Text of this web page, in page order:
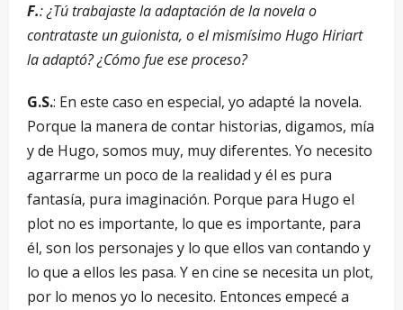
F.: ¿Tú trabajaste la adaptación de la novela o
contrataste un guionista, o el mismísimo Hugo Hiriart
la adaptó? ¿Cómo fue ese proceso?
G.S.: En este caso en especial, yo adapté la novela.
Porque la manera de contar historias, digamos, mía
y de Hugo, somos muy, muy diferentes. Yo necesito
agarrarme un poco de la realidad y él es pura
fantasía, pura imaginación. Porque para Hugo el
plot no es importante, lo que es importante, para
él, son los personajes y lo que ellos van contando y
lo que a ellos les pasa. Y en cine se necesita un plot,
por lo menos yo lo necesito. Entonces empecé a